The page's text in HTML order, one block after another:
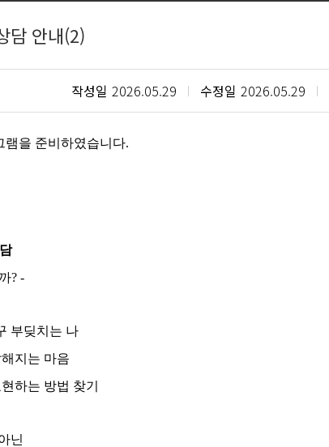
담 안내(2)
작성일 2026.05.29 수정일 2026.05.29
램을 준비하였습니다.
? -
부딪치는 나
지는 마음
하는 방법 찾기
닌